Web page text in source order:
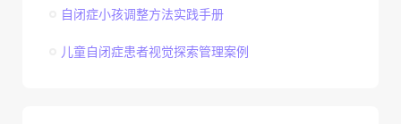
自闭症小孩调整方法实践手册
儿童自闭症患者视觉探索管理案例